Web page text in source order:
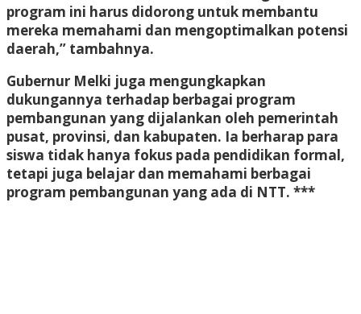
program ini harus didorong untuk membantu
mereka memahami dan mengoptimalkan potensi
daerah,” tambahnya.
Gubernur Melki juga mengungkapkan
dukungannya terhadap berbagai program
pembangunan yang dijalankan oleh pemerintah
pusat, provinsi, dan kabupaten. Ia berharap para
siswa tidak hanya fokus pada pendidikan formal,
tetapi juga belajar dan memahami berbagai
program pembangunan yang ada di NTT. ***